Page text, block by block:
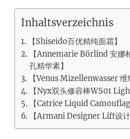
Inhaltsverzeichnis
【Shiseido百优精纯面霜】
【Annemarie Börlind 安娜
孔精华素】
【Venus Mizellenwasser 维
【Nyx双头修容棒WS01
【Catrice Liquid
【Armani Designer Lift设计